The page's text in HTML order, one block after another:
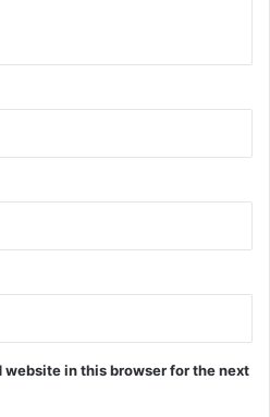
website in this browser for the next